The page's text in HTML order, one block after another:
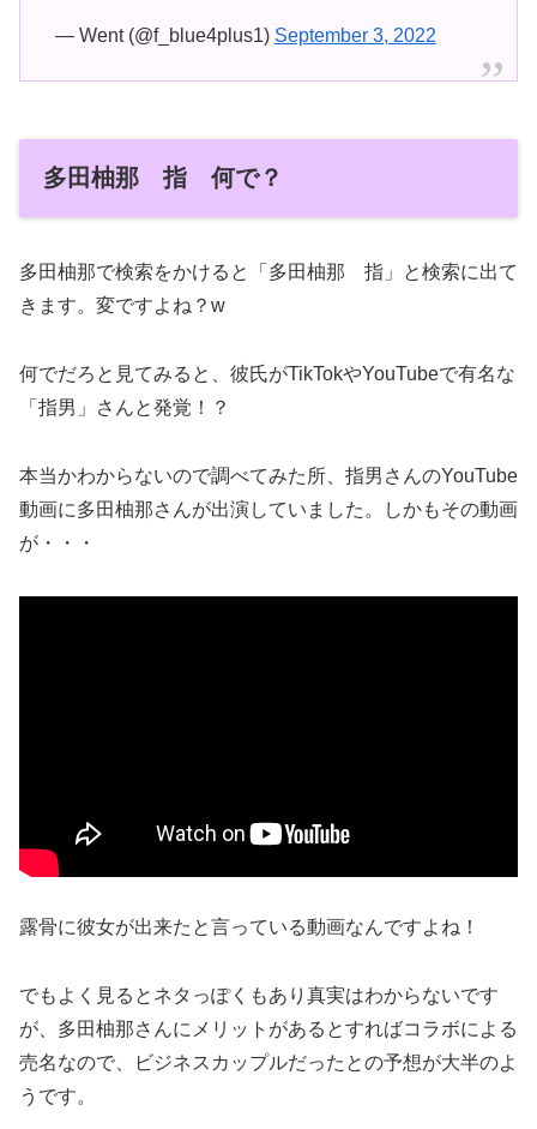
— Went (@f_blue4plus1) September 3, 2022
多田柚那 指 何で？
多田柚那で検索をかけると「多田柚那 指」と検索に出て
きます。変ですよね？w
何でだろと見てみると、彼氏がTikTokやYouTubeで有名な
「指男」さんと発覚！？
本当かわからないので調べてみた所、指男さんのYouTube
動画に多田柚那さんが出演していました。しかもその動画
が・・・
露骨に彼女が出来たと言っている動画なんですよね！
でもよく見るとネタっぽくもあり真実はわからないです
が、多田柚那さんにメリットがあるとすればコラボによる
売名なので、ビジネスカップルだったとの予想が大半のよ
うです。